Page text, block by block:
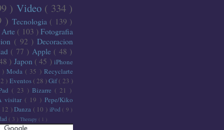
) Video ( 334 )
) Tecnologia ( 139 )
Arte ( 103 ) Fotografia
( 92 )Decoracion
( 77 ) Apple ( 48 )
) Japon ( 45 ) iPhone
) Moda ( 35 )Recyclarte
) Eventos ( 28 )Gif( 23 )
( 23 ) Bizarre ( 21 )
visitar ( 19 ) Pepe/Kiko
12 )Danza ( 10 ) iPod ( 9 )
( 3 ) Therapy ( 1 )